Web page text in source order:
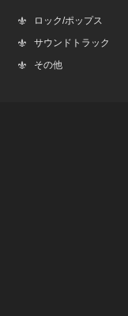
ロック/ポップス
サウンドトラック
その他